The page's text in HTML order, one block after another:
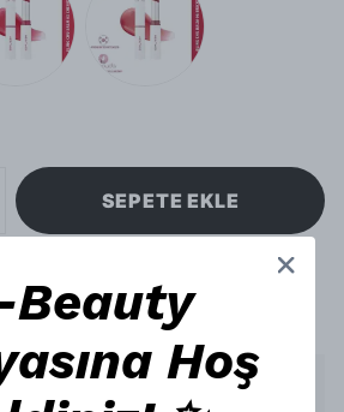
SEPETE EKLE
Beauty
Hoş